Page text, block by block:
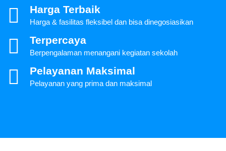
Harga Terbaik
Harga & fasilitas fleksibel dan bisa dinegosiasikan
Terpercaya
Berpengalaman menangani kegiatan sekolah
Pelayanan Maksimal
Pelayanan yang prima dan maksimal